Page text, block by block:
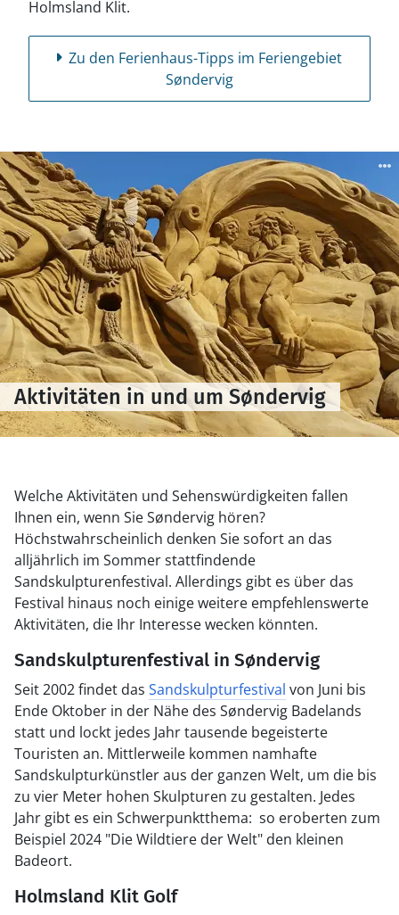
Holmsland Klit.
Zu den Ferienhaus-Tipps im Feriengebiet
Søndervig
Aktivitäten in und um Søndervig
Welche Aktivitäten und Sehenswürdigkeiten fallen
Ihnen ein, wenn Sie Søndervig hören?
Höchstwahrscheinlich denken Sie sofort an das
alljährlich im Sommer stattfindende
Sandskulpturenfestival. Allerdings gibt es über das
Festival hinaus noch einige weitere empfehlenswerte
Aktivitäten, die Ihr Interesse wecken könnten.
Sandskulpturenfestival in Søndervig
Seit 2002 findet das Sandskulpturfestival von Juni bis
Ende Oktober in der Nähe des Søndervig Badelands
statt und lockt jedes Jahr tausende begeisterte
Touristen an. Mittlerweile kommen namhafte
Sandskulpturkünstler aus der ganzen Welt, um die bis
zu vier Meter hohen Skulpturen zu gestalten. Jedes
Jahr gibt es ein Schwerpunktthema: so eroberten zum
Beispiel 2024 "Die Wildtiere der Welt" den kleinen
Badeort.
Holmsland Klit Golf